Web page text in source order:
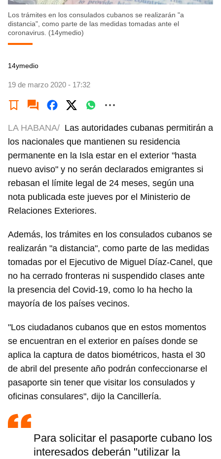
Los trámites en los consulados cubanos se realizarán "a
distancia", como parte de las medidas tomadas ante el
coronavirus. (14ymedio)
14ymedio
19 de marzo 2020 - 17:32
LA HABANA/ Las autoridades cubanas permitirán a
los nacionales que mantienen su residencia
permanente en la Isla estar en el exterior "hasta
nuevo aviso" y no serán declarados emigrantes si
rebasan el límite legal de 24 meses, según una
nota publicada este jueves por el Ministerio de
Relaciones Exteriores.
Además, los trámites en los consulados cubanos se
realizarán "a distancia", como parte de las medidas
tomadas por el Ejecutivo de Miguel Díaz-Canel, que
no ha cerrado fronteras ni suspendido clases ante
la presencia del Covid-19, como lo ha hecho la
mayoría de los países vecinos.
"Los ciudadanos cubanos que en estos momentos
se encuentran en el exterior en países donde se
aplica la captura de datos biométricos, hasta el 30
de abril del presente año podrán confeccionarse el
pasaporte sin tener que visitar los consulados y
oficinas consulares", dijo la Cancillería.
Para solicitar el pasaporte cubano los
interesados deberán "utilizar la